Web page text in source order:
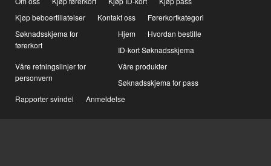
Kjøp beboertillatelser
Kontakt oss
Førerkortkategori
Søknadsskjema for
førerkort
Hjem
Hvordan bestille
ID-kort Søknadsskjema
Våre retningslinjer for
personvern
Våre produkter
Søknadsskjema for pass
Rapporter svindel
Anmeldelse